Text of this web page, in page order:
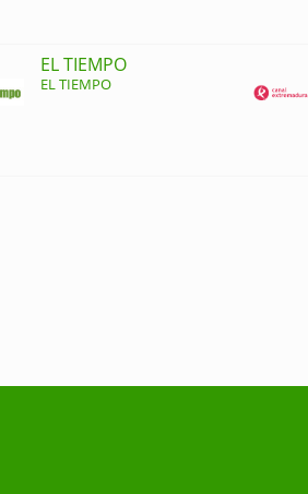
EL TIEMPO
EL TIEMPO